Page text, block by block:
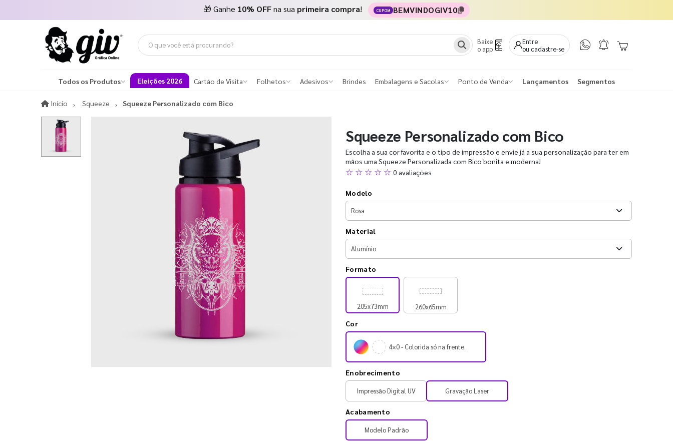
🎁 Ganhe 10% OFFna sua primeira compra! CUPOM BEMVINDOGIV10
Baixe
o app
Entre
ou cadastre-se
Todos os Produtos Eleições 2026 Cartão de Visita Folhetos Adesivos Brindes Embalagens e Sacolas Ponto de Venda Lançamentos Segmentos
Início InícioSqueeze Squeeze Personalizado com Bico
Squeeze Personalizado com Bico
Escolha a sua cor favorita e o tipo de impressão e envie já a sua personalização para ter em
mãos uma Squeeze Personalizada com Bico bonita e moderna!
☆ ☆ ☆ ☆ ☆ 0 avaliações
Modelo
Material
Formato
205x73mm 260x65mm
Cor
4×0 - Colorida só na frente.
Enobrecimento
Impressão Digital UV Gravação Laser
Acabamento
Modelo Padrão